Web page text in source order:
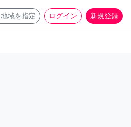
地域を指定 ログイン 新規登録